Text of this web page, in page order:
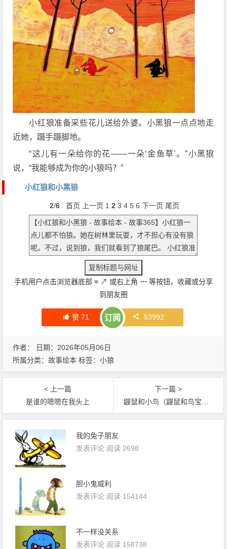
小红狼准备采些花儿送给外婆。小黑狼一点点地走
近她，蹑手蹑脚地。
“这儿有一朵给你的花——一朵‘金鱼草’。”小黑狼
说，“我能够成为你的小狼吗？”
小红狼和小黑狼
2/6 首页 上一页 1 2 3 4 5 6 下一页 尾页
手机用户点击浏览器底部 ≡ ↗ 或右上角 ┅ 等按钮，收藏或分享
到朋友圈
赞71 订阅 53992
作者： 日期：2026年05月06日
所属分类：故事绘本 标签：小狼
< 上一篇
是谁的嗯嗯在我头上
下一篇 >
鼹鼠和小鸟（鼹鼠和鸟宝宝）
我的兔子朋友
发表评论 阅读 2698
胆小鬼威利
发表评论 阅读 154144
不一样没关系
发表评论 阅读 158738